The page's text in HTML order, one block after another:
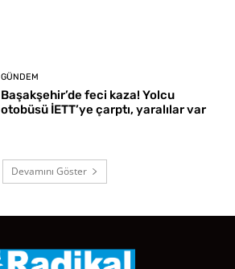
GÜNDEM
Başakşehir’de feci kaza! Yolcu
otobüsü İETT’ye çarptı, yaralılar var
Devamını Göster